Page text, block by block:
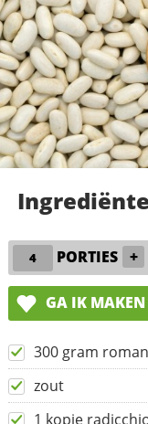
PORTIES +
GA IK MAKEN
300 gram
zout
1 kopje